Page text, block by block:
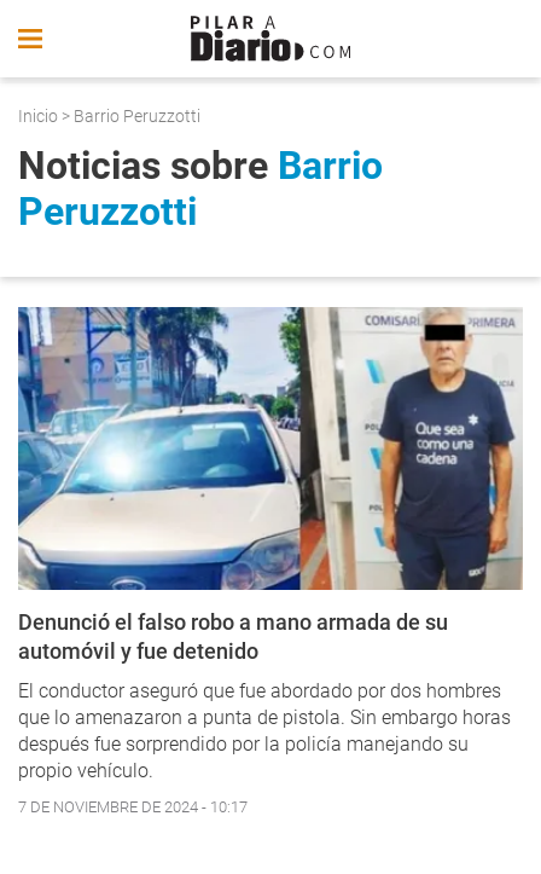
Inicio > Barrio Peruzzotti
Noticias sobre Barrio
Peruzzotti
Denunció el falso robo a mano armada de su
automóvil y fue detenido
El conductor aseguró que fue abordado por dos hombres
que lo amenazaron a punta de pistola. Sin embargo horas
después fue sorprendido por la policía manejando su
propio vehículo.
7 DE NOVIEMBRE DE 2024 - 10:17